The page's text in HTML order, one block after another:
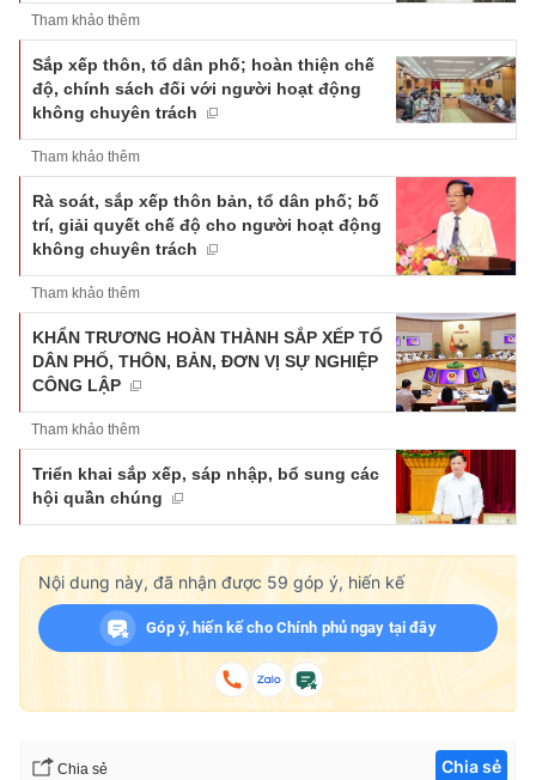
Tham khảo thêm
Sắp xếp thôn, tổ dân phố; hoàn thiện chế
độ, chính sách đối với người hoạt động
không chuyên trách
Tham khảo thêm
Rà soát, sắp xếp thôn bản, tổ dân phố; bố
trí, giải quyết chế độ cho người hoạt động
không chuyên trách
Tham khảo thêm
KHẨN TRƯƠNG HOÀN THÀNH SẮP XẾP TỔ
DÂN PHỐ, THÔN, BẢN, ĐƠN VỊ SỰ NGHIỆP
CÔNG LẬP
Tham khảo thêm
Triển khai sắp xếp, sáp nhập, bổ sung các
hội quần chúng
Nội dung này, đã nhận được 59 góp ý, hiến kế
Góp ý, hiến kế cho Chính phủ ngay tại đây
Chia sẻ Chia sẻ